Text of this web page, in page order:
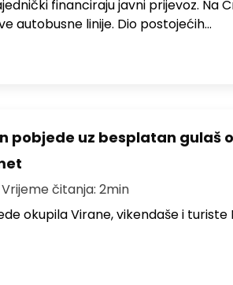
financiraju javni prijevoz. Na
autobusne linije. Dio postojećih…
pobjede uz besplatan gulaš
čitanja: 2min
okupila Virane, vikendaše i turiste